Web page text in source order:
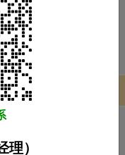
广州软件开发
问题一定要注
）